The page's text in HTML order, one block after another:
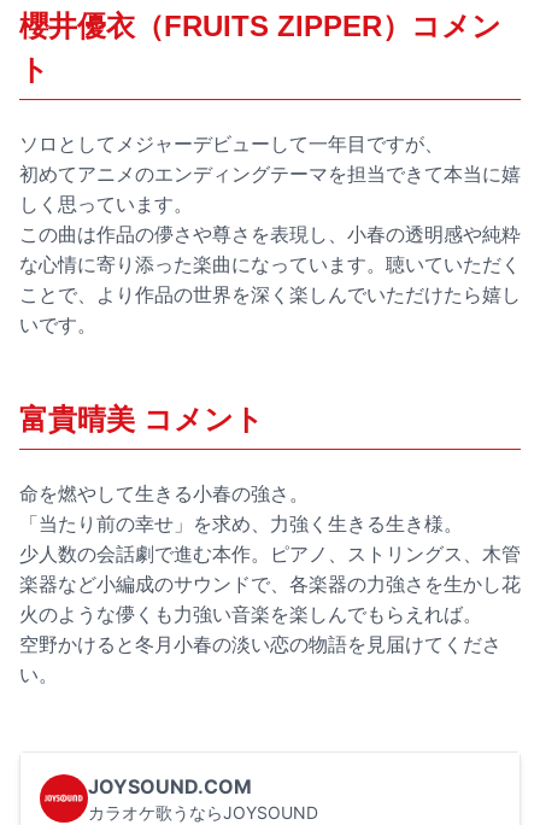
櫻井優衣（FRUITS ZIPPER）コメン
ト
ソロとしてメジャーデビューして一年目ですが、
初めてアニメのエンディングテーマを担当できて本当に嬉
しく思っています。
この曲は作品の儚さや尊さを表現し、小春の透明感や純粋
な心情に寄り添った楽曲になっています。聴いていただく
ことで、より作品の世界を深く楽しんでいただけたら嬉し
いです。
富貴晴美 コメント
命を燃やして生きる小春の強さ。
「当たり前の幸せ」を求め、力強く生きる生き様。
少人数の会話劇で進む本作。ピアノ、ストリングス、木管
楽器など小編成のサウンドで、各楽器の力強さを生かし花
火のような儚くも力強い音楽を楽しんでもらえれば。
空野かけると冬月小春の淡い恋の物語を見届けてくださ
い。
JOYSOUND.COM
カラオケ歌うならJOYSOUND